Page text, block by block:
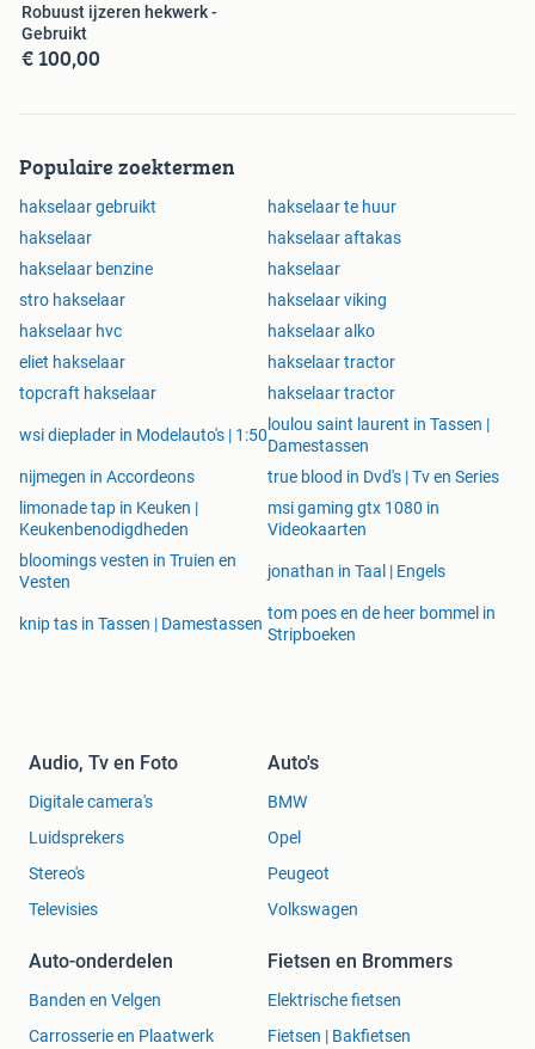
Robuust ijzeren hekwerk -
Gebruikt
€ 100,00
Populaire zoektermen
hakselaar gebruikt
hakselaar te huur
hakselaar
hakselaar aftakas
hakselaar benzine
hakselaar
stro hakselaar
hakselaar viking
hakselaar hvc
hakselaar alko
eliet hakselaar
hakselaar tractor
topcraft hakselaar
hakselaar tractor
wsi dieplader in Modelauto's | 1:50
loulou saint laurent in Tassen |
Damestassen
nijmegen in Accordeons
true blood in Dvd's | Tv en Series
limonade tap in Keuken |
Keukenbenodigdheden
msi gaming gtx 1080 in
Videokaarten
bloomings vesten in Truien en
Vesten
jonathan in Taal | Engels
knip tas in Tassen | Damestassen
tom poes en de heer bommel in
Stripboeken
Audio, Tv en Foto
Digitale camera's
Luidsprekers
Stereo's
Televisies
Auto's
BMW
Opel
Peugeot
Volkswagen
Auto-onderdelen
Banden en Velgen
Carrosserie en Plaatwerk
Fietsen en Brommers
Elektrische fietsen
Fietsen | Bakfietsen